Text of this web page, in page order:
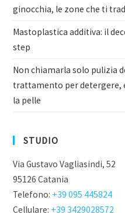
ginocchia, le zone che ti
Mastoplastica additiva: il
step
Non chiamarla solo pulizia
trattamento per detergere,
la pelle
STUDIO
Via Gustavo Vagliasindi, 52
95126 Catania
Telefono: +39 095 445824
Cellulare: +39 3429028572